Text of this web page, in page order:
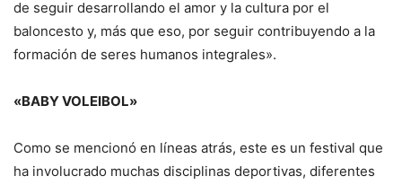
de seguir desarrollando el amor y la cultura por el
baloncesto y, más que eso, por seguir contribuyendo a la
formación de seres humanos integrales».
«BABY VOLEIBOL»
Como se mencionó en líneas atrás, este es un festival que
ha involucrado muchas disciplinas deportivas, diferentes